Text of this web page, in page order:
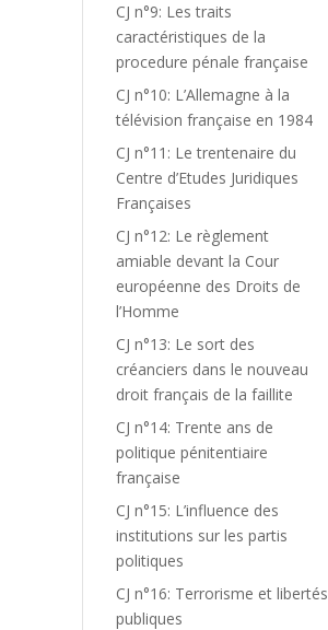
CJ n°9: Les traits
caractéristiques de la
procedure pénale française
CJ n°10: L’Allemagne à la
télévision française en 1984
CJ n°11: Le trentenaire du
Centre d’Etudes Juridiques
Françaises
CJ n°12: Le règlement
amiable devant la Cour
européenne des Droits de
l’Homme
CJ n°13: Le sort des
créanciers dans le nouveau
droit français de la faillite
CJ n°14: Trente ans de
politique pénitentiaire
française
CJ n°15: L’influence des
institutions sur les partis
politiques
CJ n°16: Terrorisme et libertés
publiques